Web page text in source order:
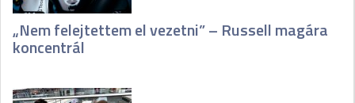
„Nem felejtettem el vezetni” – Russell magára
koncentrál